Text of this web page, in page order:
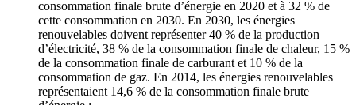
consommation finale brute d’énergie en 2020 et à 32 % de
cette consommation en 2030. En 2030, les énergies
renouvelables doivent représenter 40 % de la production
d’électricité, 38 % de la consommation finale de chaleur, 15 %
de la consommation finale de carburant et 10 % de la
consommation de gaz. En 2014, les énergies renouvelables
représentaient 14,6 % de la consommation finale brute